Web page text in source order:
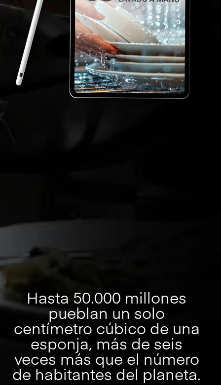
Hasta 50.000 millones
pueblan un solo
centímetro cúbico de una
esponja, más de seis
veces más que el número
de habitantes del planeta.​